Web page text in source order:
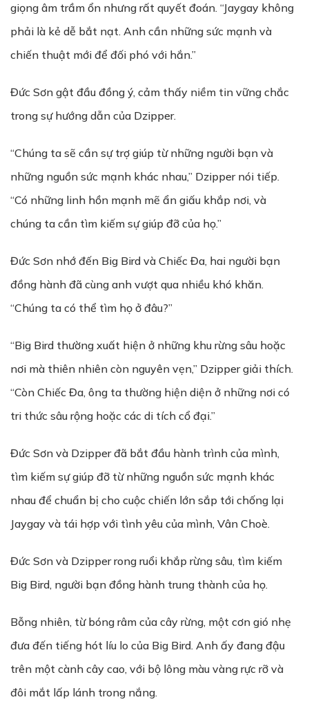
giọng âm trầm ổn nhưng rất quyết đoán. “Jaygay không
phải là kẻ dễ bắt nạt. Anh cần những sức mạnh và
chiến thuật mới để đối phó với hắn.”
Đức Sơn gật đầu đồng ý, cảm thấy niềm tin vững chắc
trong sự hướng dẫn của Dzipper.
“Chúng ta sẽ cần sự trợ giúp từ những người bạn và
những nguồn sức mạnh khác nhau,” Dzipper nói tiếp.
“Có những linh hồn mạnh mẽ ẩn giấu khắp nơi, và
chúng ta cần tìm kiếm sự giúp đỡ của họ.”
Đức Sơn nhớ đến Big Bird và Chiếc Đa, hai người bạn
đồng hành đã cùng anh vượt qua nhiều khó khăn.
“Chúng ta có thể tìm họ ở đâu?”
“Big Bird thường xuất hiện ở những khu rừng sâu hoặc
nơi mà thiên nhiên còn nguyên vẹn,” Dzipper giải thích.
“Còn Chiếc Đa, ông ta thường hiện diện ở những nơi có
tri thức sâu rộng hoặc các di tích cổ đại.”
Đức Sơn và Dzipper đã bắt đầu hành trình của mình,
tìm kiếm sự giúp đỡ từ những nguồn sức mạnh khác
nhau để chuẩn bị cho cuộc chiến lớn sắp tới chống lại
Jaygay và tái hợp với tình yêu của mình, Vân Choè.
Đức Sơn và Dzipper rong ruổi khắp rừng sâu, tìm kiếm
Big Bird, người bạn đồng hành trung thành của họ.
Bỗng nhiên, từ bóng râm của cây rừng, một cơn gió nhẹ
đưa đến tiếng hót líu lo của Big Bird. Anh ấy đang đậu
trên một cành cây cao, với bộ lông màu vàng rực rỡ và
đôi mắt lấp lánh trong nắng.